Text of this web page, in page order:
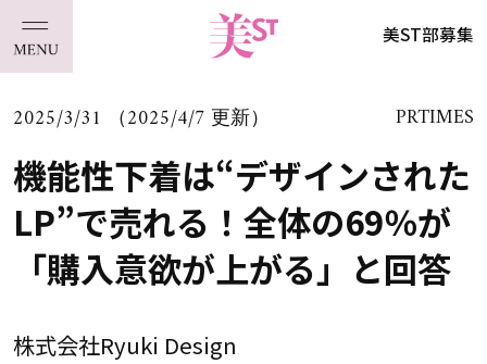
美ST部募集
2025/3/31 （2025/4/7 更新） PRTIMES
機能性下着は“デザインされた
LP”で売れる！全体の69％が
「購入意欲が上がる」と回答
株式会社Ryuki Design